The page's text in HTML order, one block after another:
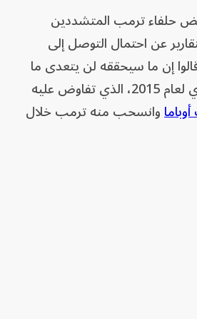
حلفاء ترمب المتشددين
عن احتمال التوصل إلى
إن ما سيحققه لن يتعدى ما
جاء في الاتفاق النووي لعام 2015، الذي تفاوض عليه
وانسحب منه ترمب خلال